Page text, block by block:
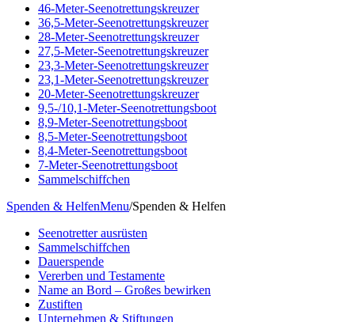
46-Meter-Seenotrettungskreuzer
36,5-Meter-Seenotrettungskreuzer
28-Meter-Seenotrettungskreuzer
27,5-Meter-Seenotrettungskreuzer
23,3-Meter-Seenotrettungskreuzer
23,1-Meter-Seenotrettungskreuzer
20-Meter-Seenotrettungskreuzer
9,5-/10,1-Meter-Seenotrettungsboot
8,9-Meter-Seenotrettungsboot
8,5-Meter-Seenotrettungsboot
8,4-Meter-Seenotrettungsboot
7-Meter-Seenotrettungsboot
Sammelschiffchen
Spenden & HelfenMenu/Spenden & Helfen
Seenotretter ausrüsten
Sammelschiffchen
Dauerspende
Vererben und Testamente
Name an Bord – Großes bewirken
Zustiften
Unternehmen & Stiftungen